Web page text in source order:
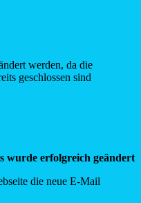
werden, da die
geschlossen sind
wurde erfolgreich geändert
die neue E-Mail